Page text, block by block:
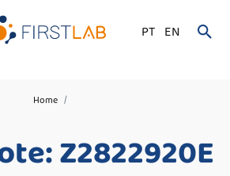
PT EN
Home
Z2822920E